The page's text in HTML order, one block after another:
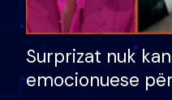
Surprizat nuk
emocionuese